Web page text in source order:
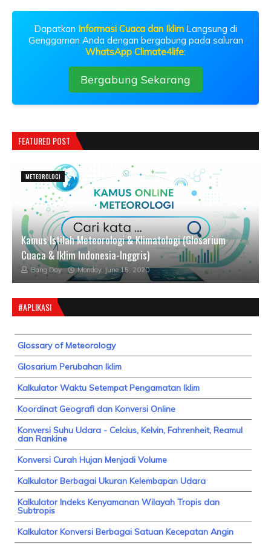
Dapatkan Informasi Cuaca dan Iklim Langsung di
Genggaman Anda dengan bergabung pada saluran
WhatsApp Climate4life:
Bergabung Sekarang
FEATURED POST
METEOROLOGI
Kamus Istilah Meteorologi & Klimatologi (Glosarium
Cuaca & Iklim Indonesia-Inggris)
Bang Day Monday, June 15, 2020
#APLIKASI
Glossary of Meteorology
Glosarium Perubahan Iklim
Kalkulator Waktu Setempat Pengamatan Iklim
Koordinat Geografi dan Konversi Online
Konversi Suhu Udara - Celcius, Kelvin, Fahrenheit, Reamul
dan Rankine
Konversi Curah Hujan Menjadi Volume
Kalkulator Berbagai Ukuran Kelembapan Udara
Kalkulator Indeks Kenyamanan Wilayah Tropis dan
Subtropis
Kalkulator Konversi Berbagai Satuan Kecepatan Angin